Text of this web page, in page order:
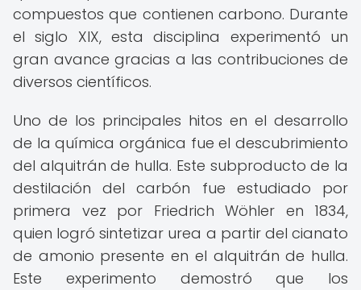
compuestos que contienen carbono. Durante
el siglo XIX, esta disciplina experimentó un
gran avance gracias a las contribuciones de
diversos científicos.
Uno de los principales hitos en el desarrollo
de la química orgánica fue el descubrimiento
del alquitrán de hulla. Este subproducto de la
destilación del carbón fue estudiado por
primera vez por Friedrich Wöhler en 1834,
quien logró sintetizar urea a partir del cianato
de amonio presente en el alquitrán de hulla.
Este experimento demostró que los